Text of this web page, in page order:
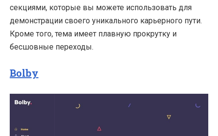
секциями, которые вы можете использовать для
демонстрации своего уникального карьерного пути.
Кроме того, тема имеет плавную прокрутку и
бесшовные переходы.
Bolby